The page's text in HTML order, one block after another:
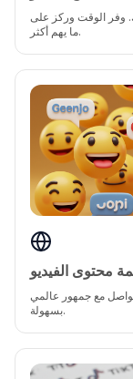
وفر الوقت وركز على
ما يهم أكثر.
محتوى الفيديو
مع جمهور عالمي
بسهولة.